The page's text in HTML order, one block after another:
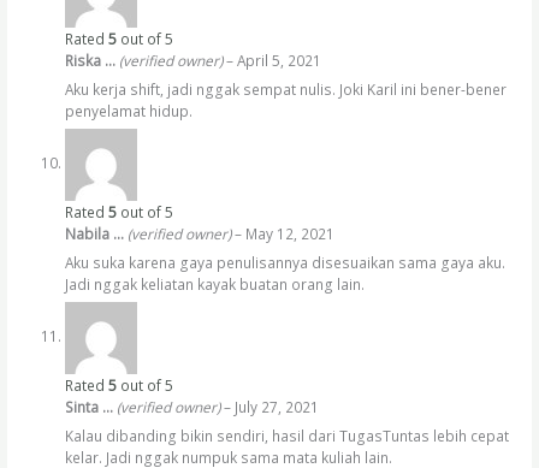
Rated 5out of 5
Riska … (verified owner) – April 5, 2021
Aku kerja shift, jadi nggak sempat nulis. Joki Karil ini bener-bener
penyelamat hidup.
Rated 5out of 5
Nabila … (verified owner) – May 12, 2021
Aku suka karena gaya penulisannya disesuaikan sama gaya aku.
Jadi nggak keliatan kayak buatan orang lain.
Rated 5out of 5
Sinta … (verified owner) – July 27, 2021
Kalau dibanding bikin sendiri, hasil dari TugasTuntas lebih cepat
kelar. Jadi nggak numpuk sama mata kuliah lain.